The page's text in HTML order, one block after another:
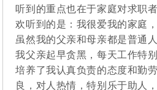
听到的重点也在于家庭对求职
欢听到的是：我很爱我的家庭
虽然我的父亲和母亲都是普通
我父亲起早贪黑，每天工作特
培养了我认真负责的态度和勤
良，对人热情，特别乐于助人